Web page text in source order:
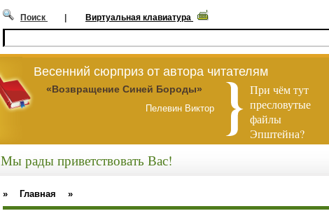
Поиск | Виртуальная клавиатура
Весенний сюрприз от автора читателям
«Возвращение Синей Бороды»
Пелевин Виктор
При чём тут
пресловутые
файлы
Эпштейна?
Мы рады приветствовать Вас!
» Главная »